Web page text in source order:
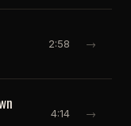
2:58 →
4:14 →